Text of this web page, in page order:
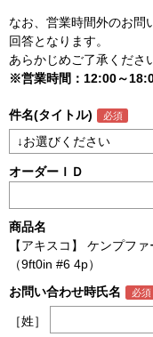
なお、営業時間外のお問
回答となります。
あらかじめご了承くださ
※営業時間：12:00～
件名(タイトル)
オーダーＩＤ
商品名
【アキスコ】 ケンプフ
（9ft0in #6 4p）
お問い合わせ時氏名
［姓］